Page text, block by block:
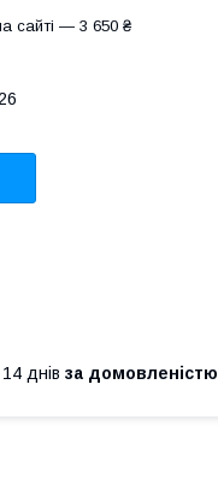
сайті — 3 650 ₴
днів за домовленістю